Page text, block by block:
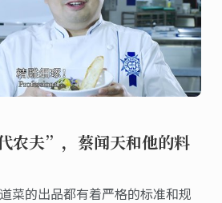
农夫”，蔡闻天和他的料
菜的出品都有着严格的标准和规